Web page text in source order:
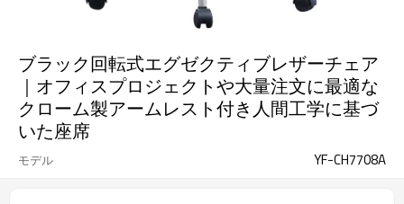
ブラック回転式エグゼクティブレザーチェア
｜オフィスプロジェクトや大量注文に最適な
クローム製アームレスト付き人間工学に基づ
いた座席
モデル YF-CH7708A